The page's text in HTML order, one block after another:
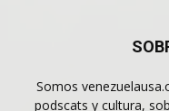
Somos
podscats y cultura,